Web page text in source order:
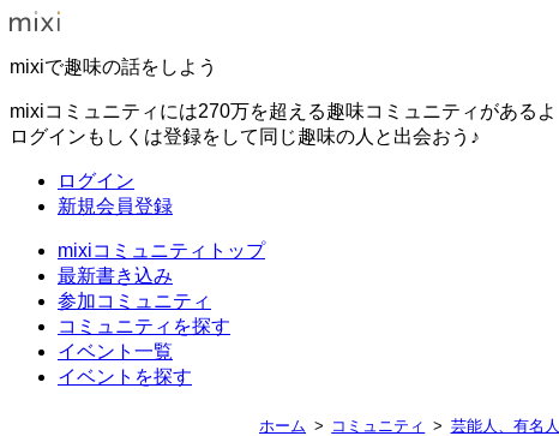
mixiで趣味の話をしよう
mixiコミュニティには270万を超える趣味コミュニティがあるよ
ログインもしくは登録をして同じ趣味の人と出会おう♪
ログイン
新規会員登録
mixiコミュニティトップ
最新書き込み
参加コミュニティ
コミュニティを探す
イベント一覧
イベントを探す
ホーム コミュニティ 芸能人、有名人